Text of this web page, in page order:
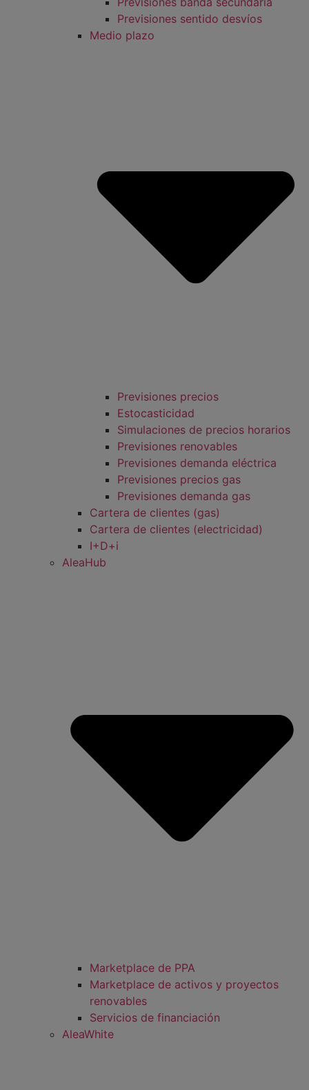
Previsiones sentido desvíos
Medio plazo
Previsiones precios
Estocasticidad
Simulaciones de precios horarios
Previsiones renovables
Previsiones demanda eléctrica
Previsiones precios gas
Previsiones demanda gas
Cartera de clientes (gas)
Cartera de clientes (electricidad)
I+D+i
AleaHub
Marketplace de PPA
Marketplace de activos y proyectos
renovables
Servicios de financiación
AleaWhite